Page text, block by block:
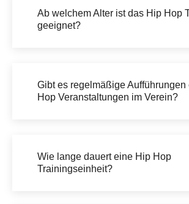
Ab welchem Alter ist das Hip Hop
geeignet?
Gibt es regelmäßige Aufführungen
Hop Veranstaltungen im Verein?
Wie lange dauert eine Hip Hop
Trainingseinheit?